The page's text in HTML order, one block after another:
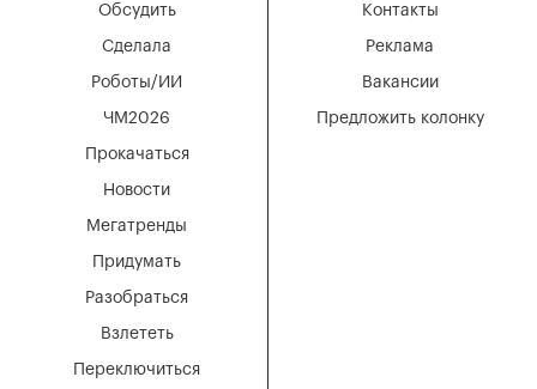
Мегатренды
Придумать
Разобраться
Взлететь
Новости
Переключиться
Обсудить
Сделала
Роботы/ИИ
ЧМ2026
Прокачаться
Вакансии
Реклама
Контакты
Предложить колонку